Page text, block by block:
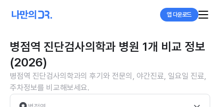
앱 다운로드
병점역 진단검사의학과 병원 1개 비교 정보
(2026)
병점역 진단검사의학과의 후기와 전문의, 야간진료, 일요일 진료,
주차정보를 비교해보세요.